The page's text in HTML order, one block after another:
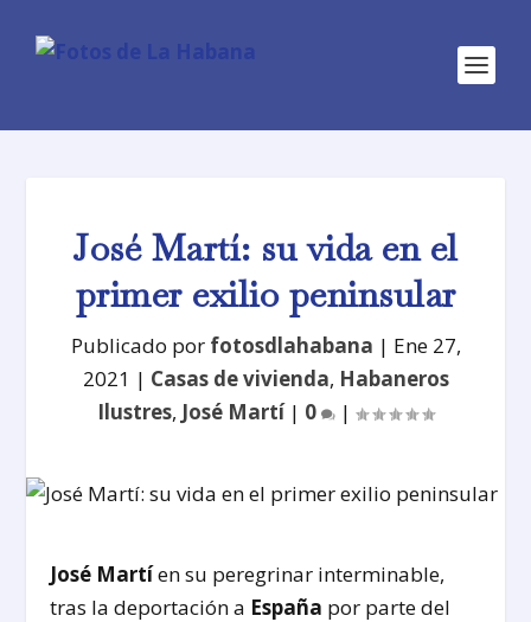
José Martí: su vida en el
primer exilio peninsular
Publicado por fotosdlahabana | Ene 27,
2021 | Casas de vivienda, Habaneros
Ilustres, José Martí| 0 |
José Martíen su peregrinar interminable,
tras la deportación a España por parte del